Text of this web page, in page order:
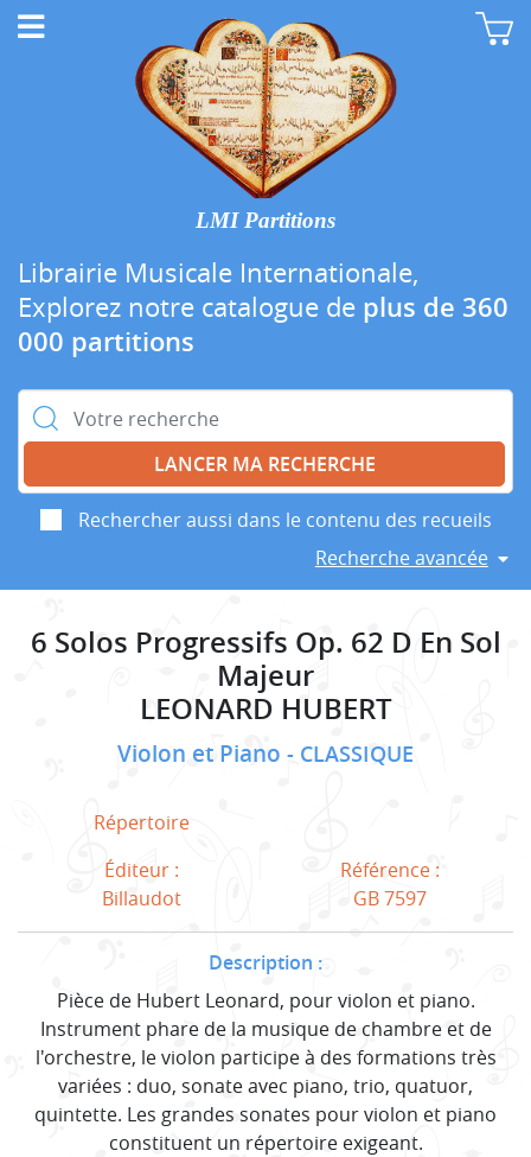
LMI Partitions
Librairie Musicale Internationale,
Explorez notre catalogue de plus de 360
000 partitions
Rechercher :
Rechercher aussi dans le contenu des recueils
Recherche avancée
6 Solos Progressifs Op. 62 D En Sol
Majeur
LEONARD HUBERT
Violon et Piano CLASSIQUE
Répertoire
Éditeur :
Billaudot
Référence :
GB 7597
Description :
Pièce de Hubert Leonard, pour violon et piano.
Instrument phare de la musique de chambre et de
l'orchestre, le violon participe à des formations très
variées : duo, sonate avec piano, trio, quatuor,
quintette. Les grandes sonates pour violon et piano
constituent un répertoire exigeant.